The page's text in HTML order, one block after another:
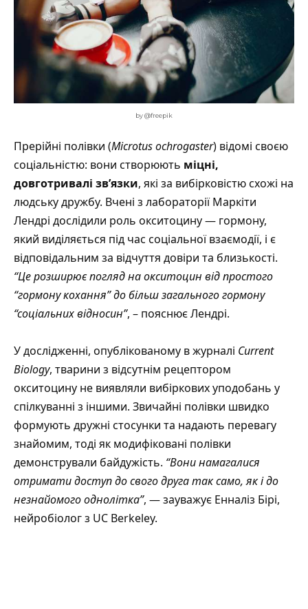
by @freepik
Прерійні полівки (Microtus ochrogaster) відомі своєю
соціальністю: вони створюють міцні,
довготривалі зв’язки, які за вибірковістю схожі на
людську дружбу. Вчені з лабораторії Маркіти
Лендрі дослідили роль окситоцину — гормону,
який виділяється під час соціальної взаємодії, і є
відповідальним за відчуття довіри та близькості.
“Це розширює погляд на окситоцин від простого
“гормону кохання” до більш загального гормону
“соціальних відносин”, – пояснює Лендрі.
У дослідженні, опублікованому в журналі Current
Biology, тварини з відсутнім рецептором
окситоцину не виявляли вибіркових уподобань у
спілкуванні з іншими. Звичайні полівки швидко
формують дружні стосунки та надають перевагу
знайомим, тоді як модифіковані полівки
демонстрували байдужість. “Вони намагалися
отримати доступ до свого друга так само, як і до
незнайомого однолітка”, — зауважує Енналіз Бірі,
нейробіолог з UC Berkeley.